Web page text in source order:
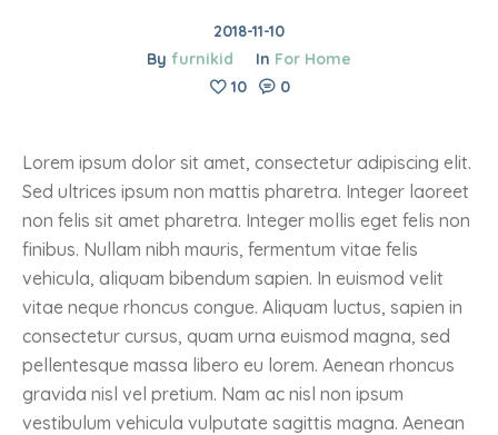
2018-11-10
By furnikid In For Home
10
0
Lorem ipsum dolor sit amet, consectetur adipiscing elit.
Sed ultrices ipsum non mattis pharetra. Integer laoreet
non felis sit amet pharetra. Integer mollis eget felis non
finibus. Nullam nibh mauris, fermentum vitae felis
vehicula, aliquam bibendum sapien. In euismod velit
vitae neque rhoncus congue. Aliquam luctus, sapien in
consectetur cursus, quam urna euismod magna, sed
pellentesque massa libero eu lorem. Aenean rhoncus
gravida nisl vel pretium. Nam ac nisl non ipsum
vestibulum vehicula vulputate sagittis magna. Aenean